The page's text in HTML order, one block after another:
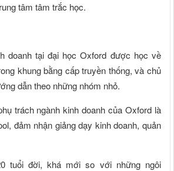
tâm tâm trắc học.
doanh tại đại học Oxford được học về
khung bằng cấp truyền thống, và chủ
dẫn theo những nhóm nhỏ.
trách ngành kinh doanh của Oxford là
đảm nhận giảng dạy kinh doanh, quản
tuổi đời, khá mới so với những ngôi